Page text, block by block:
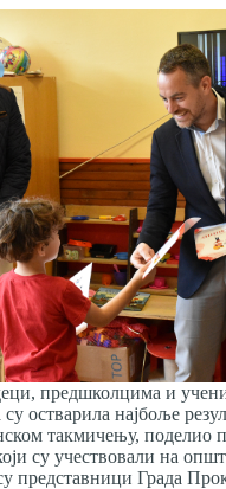
предшколцима и
су остварила најбоље
такмичењу, поделио
су учествовали на
представници Града